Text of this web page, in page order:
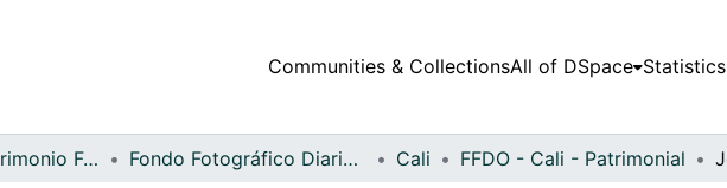
Communities & CollectionsAll of DSpace Statistics
Archivo del Patrimonio Fotográfico y Fílmico del Valle del Cauca Fondo Fotográfico Diario Occidente Cali FFDO - Cali - Patrimonial